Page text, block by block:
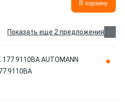
В корзину
Показать еще 2 предложения
AUTOMANN